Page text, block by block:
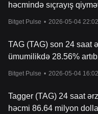
həcmində sıçrayış
Bitget Pulse • 2026-05-04 22:02
TAG (TAG) son 24 saat
ümumilikdə 28.56%
Bitget Pulse • 2026-05-04 16:02
Tagger (TAG) 24 saat
həcmi 86.64 milyon